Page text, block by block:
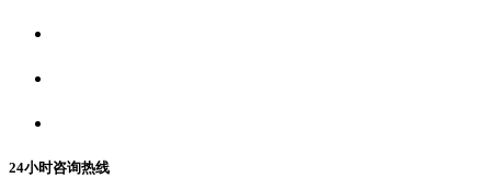
24小时咨询热线